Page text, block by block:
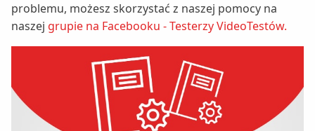
problemu, możesz skorzystać z naszej pomocy na
naszej grupie na Facebooku - Testerzy VideoTestów.